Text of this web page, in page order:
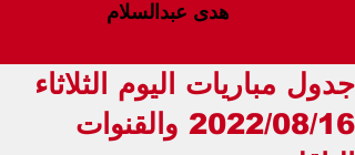
هدى عبدالسلام
جدول مباريات اليوم الثلاثاء
2022/08/16 والقنوات